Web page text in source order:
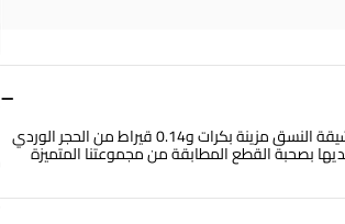
−
أناقة ملكية فاتنة تليق بأميرات السحر والخيال. من الذهب الأصفر الآسر عيار 18 قيراط سلسلة رشيقة النسق مزينة بكرات و0.14 قيراط من الحجر الوردي
بصحبة القطع المطابقة من مجموعتنا المتميزة